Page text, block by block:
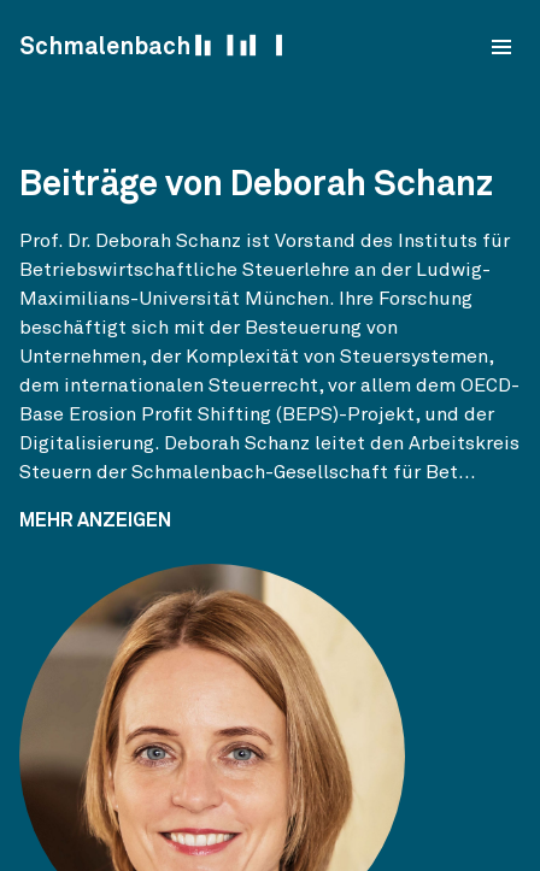
Schmalenbach
Beiträge von Deborah Schanz
Prof. Dr. Deborah Schanz ist Vorstand des Instituts für
Betriebswirtschaftliche Steuerlehre an der Ludwig-
Maximilians-Universität München. Ihre Forschung
beschäftigt sich mit der Besteuerung von
Unternehmen, der Komplexität von Steuersystemen,
dem internationalen Steuerrecht, vor allem dem OECD-
Base Erosion Profit Shifting (BEPS)-Projekt, und der
Digitalisierung. Deborah Schanz leitet den Arbeitskreis
Steuern der Schmalenbach-Gesellschaft für Bet...
MEHR ANZEIGEN